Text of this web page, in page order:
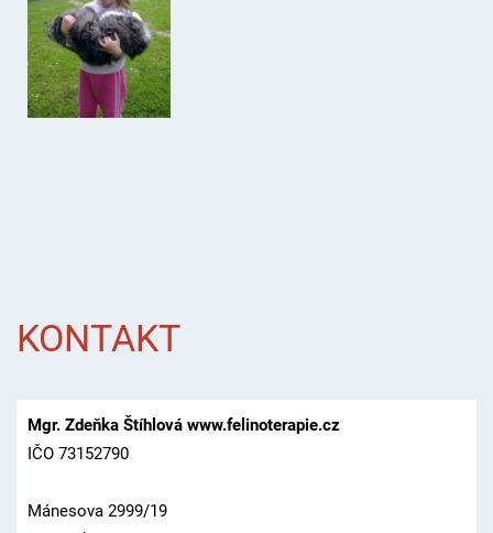
KONTAKT
Mgr. Zdeňka Štíhlová www.felinoterapie.cz
IČO 73152790
Mánesova 2999/19